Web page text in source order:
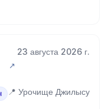
23 августа 2026 г.
📍 Урочище Джилысу